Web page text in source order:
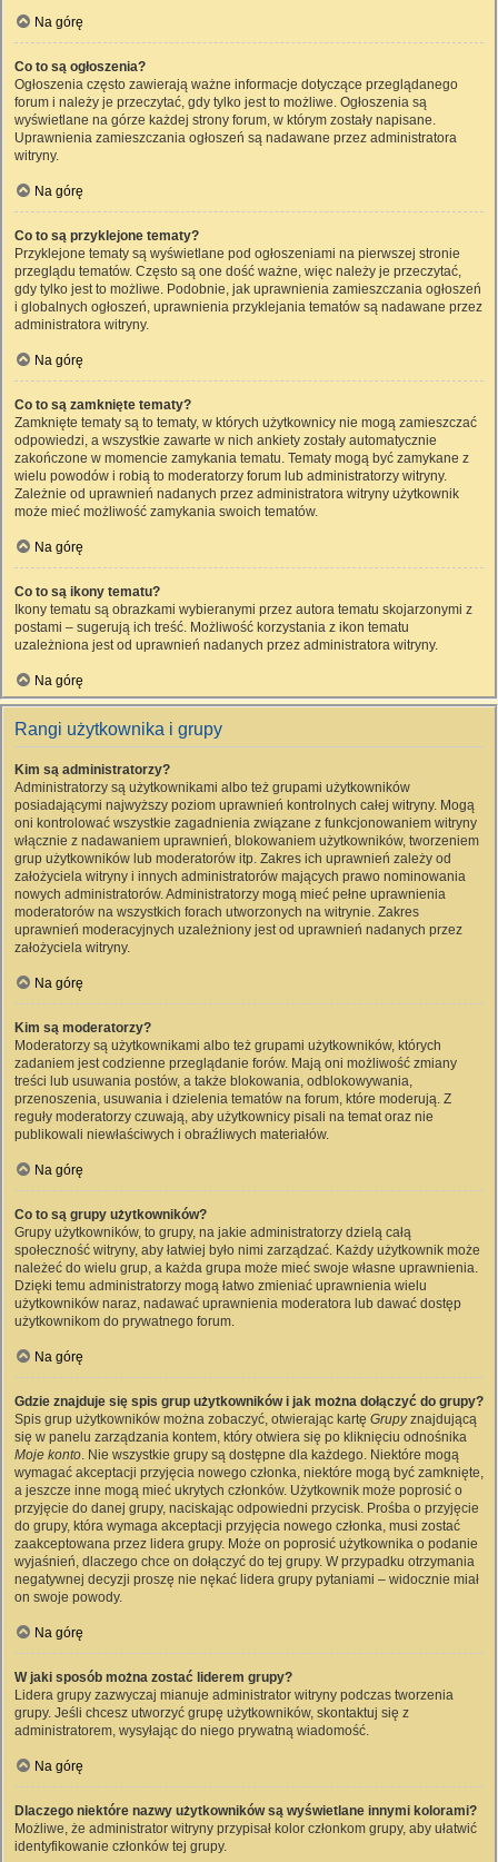
Na górę
Co to są ogłoszenia?
Ogłoszenia często zawierają ważne informacje dotyczące przeglądanego
forum i należy je przeczytać, gdy tylko jest to możliwe. Ogłoszenia są
wyświetlane na górze każdej strony forum, w którym zostały napisane.
Uprawnienia zamieszczania ogłoszeń są nadawane przez administratora
witryny.
Na górę
Co to są przyklejone tematy?
Przyklejone tematy są wyświetlane pod ogłoszeniami na pierwszej stronie
przeglądu tematów. Często są one dość ważne, więc należy je przeczytać,
gdy tylko jest to możliwe. Podobnie, jak uprawnienia zamieszczania ogłoszeń
i globalnych ogłoszeń, uprawnienia przyklejania tematów są nadawane przez
administratora witryny.
Na górę
Co to są zamknięte tematy?
Zamknięte tematy są to tematy, w których użytkownicy nie mogą zamieszczać
odpowiedzi, a wszystkie zawarte w nich ankiety zostały automatycznie
zakończone w momencie zamykania tematu. Tematy mogą być zamykane z
wielu powodów i robią to moderatorzy forum lub administratorzy witryny.
Zależnie od uprawnień nadanych przez administratora witryny użytkownik
może mieć możliwość zamykania swoich tematów.
Na górę
Co to są ikony tematu?
Ikony tematu są obrazkami wybieranymi przez autora tematu skojarzonymi z
postami – sugerują ich treść. Możliwość korzystania z ikon tematu
uzależniona jest od uprawnień nadanych przez administratora witryny.
Na górę
Rangi użytkownika i grupy
Kim są administratorzy?
Administratorzy są użytkownikami albo też grupami użytkowników
posiadającymi najwyższy poziom uprawnień kontrolnych całej witryny. Mogą
oni kontrolować wszystkie zagadnienia związane z funkcjonowaniem witryny
włącznie z nadawaniem uprawnień, blokowaniem użytkowników, tworzeniem
grup użytkowników lub moderatorów itp. Zakres ich uprawnień zależy od
założyciela witryny i innych administratorów mających prawo nominowania
nowych administratorów. Administratorzy mogą mieć pełne uprawnienia
moderatorów na wszystkich forach utworzonych na witrynie. Zakres
uprawnień moderacyjnych uzależniony jest od uprawnień nadanych przez
założyciela witryny.
Na górę
Kim są moderatorzy?
Moderatorzy są użytkownikami albo też grupami użytkowników, których
zadaniem jest codzienne przeglądanie forów. Mają oni możliwość zmiany
treści lub usuwania postów, a także blokowania, odblokowywania,
przenoszenia, usuwania i dzielenia tematów na forum, które moderują. Z
reguły moderatorzy czuwają, aby użytkownicy pisali na temat oraz nie
publikowali niewłaściwych i obraźliwych materiałów.
Na górę
Co to są grupy użytkowników?
Grupy użytkowników, to grupy, na jakie administratorzy dzielą całą
społeczność witryny, aby łatwiej było nimi zarządzać. Każdy użytkownik może
należeć do wielu grup, a każda grupa może mieć swoje własne uprawnienia.
Dzięki temu administratorzy mogą łatwo zmieniać uprawnienia wielu
użytkowników naraz, nadawać uprawnienia moderatora lub dawać dostęp
użytkownikom do prywatnego forum.
Na górę
Gdzie znajduje się spis grup użytkowników i jak można dołączyć do grupy?
Spis grup użytkowników można zobaczyć, otwierając kartę Grupyznajdującą
się w panelu zarządzania kontem, który otwiera się po kliknięciu odnośnika
Moje konto. Nie wszystkie grupy są dostępne dla każdego. Niektóre mogą
wymagać akceptacji przyjęcia nowego członka, niektóre mogą być zamknięte,
a jeszcze inne mogą mieć ukrytych członków. Użytkownik może poprosić o
przyjęcie do danej grupy, naciskając odpowiedni przycisk. Prośba o przyjęcie
do grupy, która wymaga akceptacji przyjęcia nowego członka, musi zostać
zaakceptowana przez lidera grupy. Może on poprosić użytkownika o podanie
wyjaśnień, dlaczego chce on dołączyć do tej grupy. W przypadku otrzymania
negatywnej decyzji proszę nie nękać lidera grupy pytaniami – widocznie miał
on swoje powody.
Na górę
W jaki sposób można zostać liderem grupy?
Lidera grupy zazwyczaj mianuje administrator witryny podczas tworzenia
grupy. Jeśli chcesz utworzyć grupę użytkowników, skontaktuj się z
administratorem, wysyłając do niego prywatną wiadomość.
Na górę
Dlaczego niektóre nazwy użytkowników są wyświetlane innymi kolorami?
Możliwe, że administrator witryny przypisał kolor członkom grupy, aby ułatwić
identyfikowanie członków tej grupy.